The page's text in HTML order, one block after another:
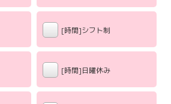
[時間]シフト制
[時間]日曜休み